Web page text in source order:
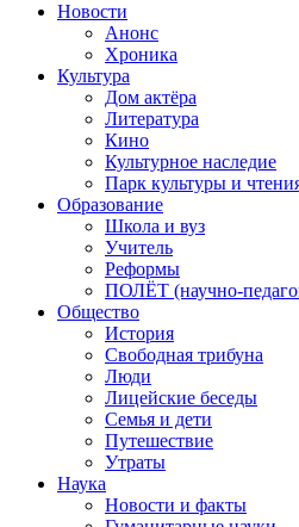
Новости
Анонс
Хроника
Культура
Дом актёра
Литература
Кино
Культурное наследие
Парк культуры и
Образование
Школа и вуз
Учитель
Реформы
ПОЛЁТ (научно-
Общество
История
Свободная трибуна
Люди
Лицейские беседы
Семья и дети
Путешествие
Утраты
Наука
Новости и факты